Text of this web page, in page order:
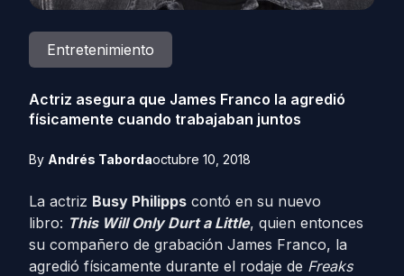
Entretenimiento
Actriz asegura que James Franco la agredió
físicamente cuando trabajaban juntos
By Andrés Tabordaoctubre 10, 2018
La actriz Busy Philipps contó en su nuevo
libro: This Will Only Durt a Little, quien entonces
su compañero de grabación James Franco, la
agredió físicamente durante el rodaje de Freaks